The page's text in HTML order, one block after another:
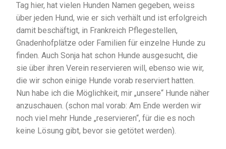
Tag hier, hat vielen Hunden Namen gegeben, weiss
über jeden Hund, wie er sich verhält und ist erfolgreich
damit beschäftigt, in Frankreich Pflegestellen,
Gnadenhofplätze oder Familien für einzelne Hunde zu
finden. Auch Sonja hat schon Hunde ausgesucht, die
sie über ihren Verein reservieren will, ebenso wie wir,
die wir schon einige Hunde vorab reserviert hatten.
Nun habe ich die Möglichkeit, mir „unsere“ Hunde näher
anzuschauen. (schon mal vorab: Am Ende werden wir
noch viel mehr Hunde „reservieren“, für die es noch
keine Lösung gibt, bevor sie getötet werden).